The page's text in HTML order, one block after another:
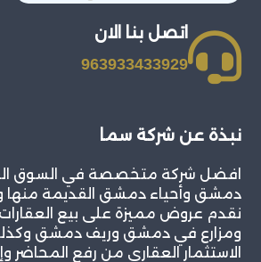
اتصل بنا الان
963933433929
نبذة عن شركة سما
افضل شركة متخصصة في السوق
دمشق وأحياء دمشق القديمة منها
نقدم عروض مميزة على بيع
ومزارع في دمشق وريف دمشق
الاستثمار العقاري من رفع المحاضر